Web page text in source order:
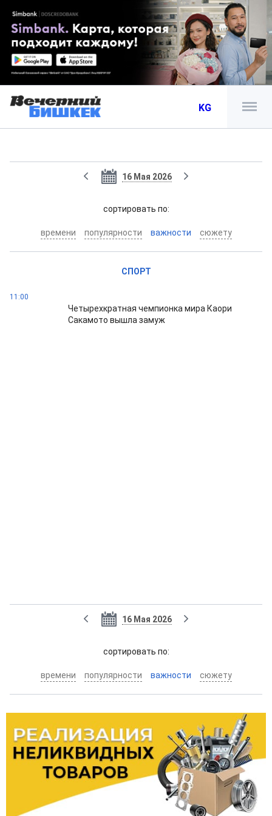
KG
16 Мая 2026
cортировать по:
времени популярности важности сюжету
СПОРТ
11:00
Четырехкратная чемпионка мира Каори
Сакамото вышла замуж
16 Мая 2026
cортировать по:
времени популярности важности сюжету